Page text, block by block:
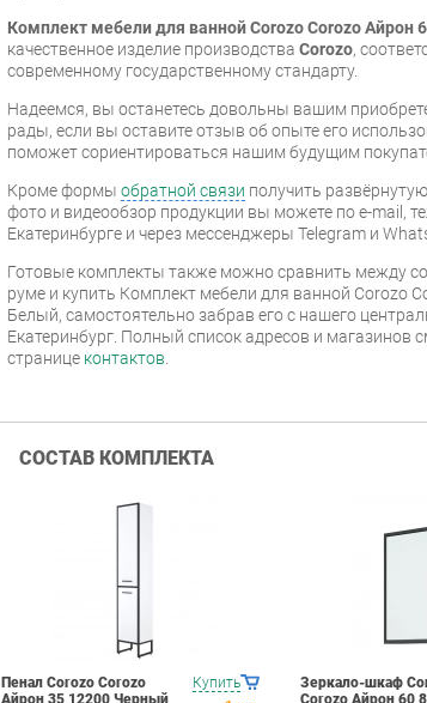
Комплект мебели для ванной Corozo Corozo Айрон
качественное изделие производства Corozo,
современному государственному стандарту.
Надеемся, вы останетесь довольны вашим
рады, если вы оставите отзыв об опыте его
поможет сориентироваться нашим будущим
Кроме формы обратной связи получить
фото и видеообзор продукции вы можете по e-mail,
Екатеринбурге и через мессенджеры Telegram и
Готовые комплекты также можно сравнить между
руме и купить Комплект мебели для ванной Corozo
Белый, самостоятельно забрав его с нашего
Екатеринбург. Полный список адресов и магазинов
странице контактов
СОСТАВ КОМПЛЕКТА
Купить
Пенал Corozo Corozo
Айрон 35 12200 Черный
Зеркало-шкаф
Corozo Айрон 60